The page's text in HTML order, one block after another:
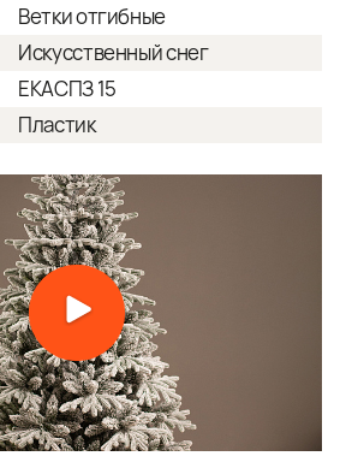
Ветки отгибные
Искусственный снег
ЕКАСПЗ 15
Пластик